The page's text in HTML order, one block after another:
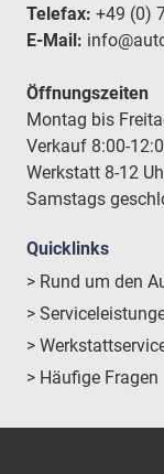
Telefax: +49 (0)
E-Mail:
Öffnungszeiten
Montag bis
Verkauf 8:00-
Werkstatt 8-12
Samstags
Quicklinks
> Rund um den
>
>
> Häufige Fragen